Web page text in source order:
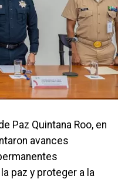
Paz Quintana Roo, en
avances
paz y proteger a la